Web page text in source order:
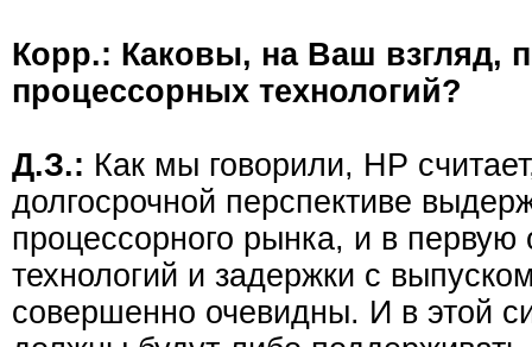
Корр.: Каковы, на Ваш взгляд,
процессорных технологий?
Д.З.: Как мы говорили, HP
долгосрочной перспективе
процессорного рынка, и в
технологий и задержки с
совершенно очевидны. И в этой